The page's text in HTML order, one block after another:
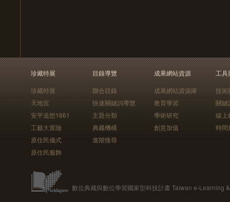
珍藏特展
珍藏特展
天地宮
安平追想1661
工藝大冒險
原住民儀式
原住民服飾
目錄導覽
聯合目錄
快速關鍵詞導覽
主題分類
典藏機構
進階搜尋
成果網站資源
成果網站資源庫
教育學習
學術研究
創意加值
工具
技術
關鍵
線上
時間
數位典藏與數位學習國家型科技計畫 Taiwan e-Learning